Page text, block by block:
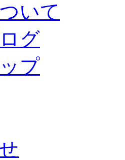
いて
グ
プ